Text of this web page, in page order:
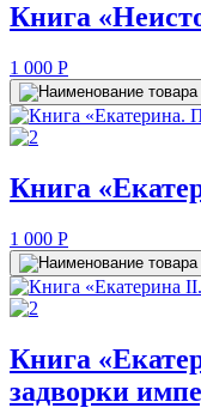
Книга
1 000 P
Книга
1 000 P
Книга
задворки